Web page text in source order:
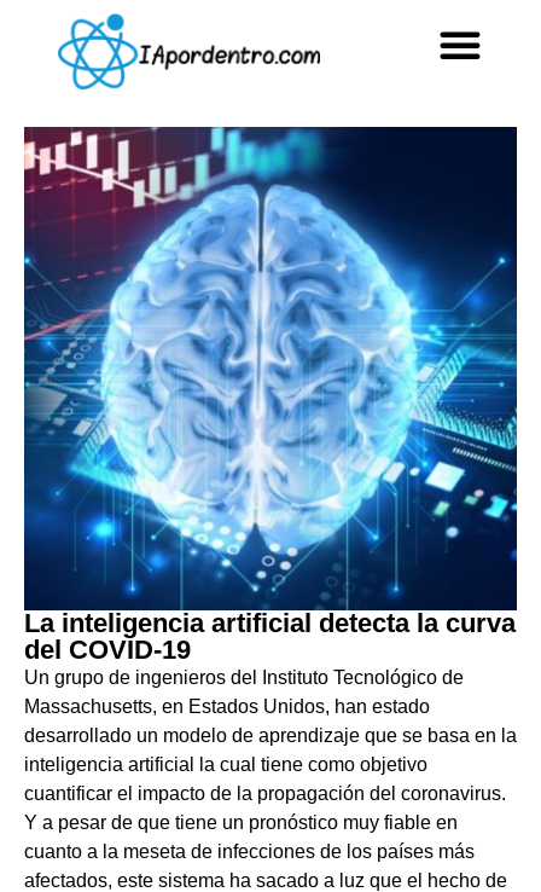
La inteligencia artificial detecta la curva
del COVID-19
Un grupo de ingenieros del Instituto Tecnológico de
Massachusetts, en Estados Unidos, han estado
desarrollado un modelo de aprendizaje que se basa en la
inteligencia artificial la cual tiene como objetivo
cuantificar el impacto de la propagación del coronavirus.
Y a pesar de que tiene un pronóstico muy fiable en
cuanto a la meseta de infecciones de los países más
afectados, este sistema ha sacado a luz que el hecho de